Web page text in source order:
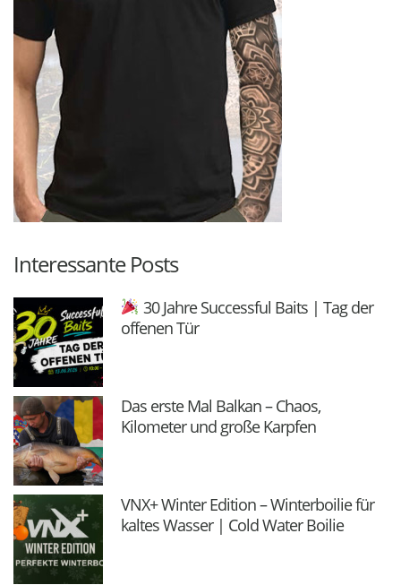
Interessante Posts
30 Jahre Successful Baits | Tag der
offenen Tür
Das erste Mal Balkan – Chaos,
Kilometer und große Karpfen
VNX+ Winter Edition – Winterboilie für
kaltes Wasser | Cold Water Boilie